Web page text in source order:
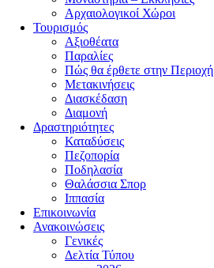
Αρχαιολογικοί Χώροι
Τουρισμός
Αξιοθέατα
Παραλίες
Πώς θα έρθετε στην Περιοχή
Μετακινήσεις
Διασκέδαση
Διαμονή
Δραστηριότητες
Καταδύσεις
Πεζοπορία
Ποδηλασία
Θαλάσσια Σπορ
Ιππασία
Επικοινωνία
Ανακοινώσεις
Γενικές
Δελτία Τύπου